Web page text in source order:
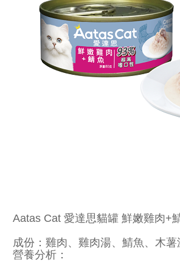
Aatas Cat 愛達思貓罐 鮮嫩雞肉+
成份：雞肉、雞肉湯、鯖魚、木薯
營養分析：